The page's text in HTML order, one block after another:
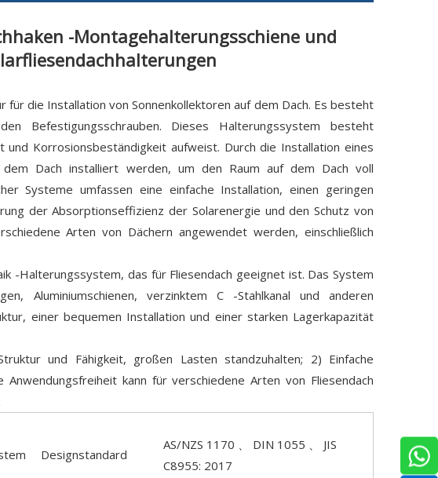
-Montagehalterungsschiene und
die Installation von Sonnenkollektoren auf dem Dach. Es besteht
Befestigungsschrauben. Dieses Halterungssystem besteht
Korrosionsbeständigkeit aufweist. Durch die Installation eines
dem Dach installiert werden, um den Raum auf dem Dach voll
Systeme umfassen eine einfache Installation, einen geringen
der Absorptionseffizienz der Solarenergie und den Schutz von
Arten von Dächern angewendet werden, einschließlich
-Halterungssystem, das für Fliesendach geeignet ist. Das System
Aluminiumschienen, verzinktem C -Stahlkanal und anderen
einer bequemen Installation und einer starken Lagerkapazität
und Fähigkeit, großen Lasten standzuhalten; 2) Einfache
kann für verschiedene Arten von Fliesendach
Designstandard
AS/NZS 1170 、 DIN 1055 、 JIS
C8955: 2017